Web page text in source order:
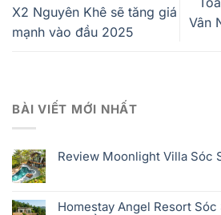
X2 Nguyên Khê sẽ tăng giá
mạnh vào đầu 2025
Vân
BÀI VIẾT MỚI NHẤT
Review Moonlight Villa Sóc
Homestay Angel Resort